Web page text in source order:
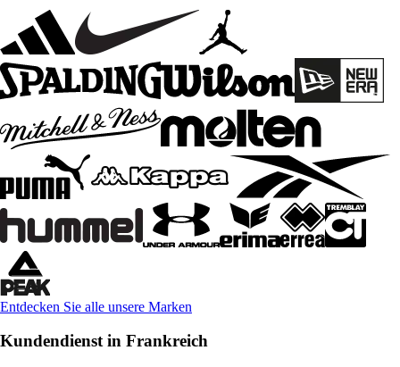
Entdecken Sie alle unsere Marken
Kundendienst in Frankreich